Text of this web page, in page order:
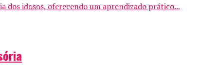
dos idosos, oferecendo um aprendizado prático...